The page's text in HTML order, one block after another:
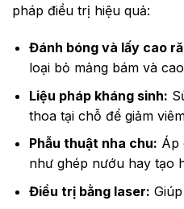
pháp điều trị hiệu quả:
Đánh bóng và lấy cao
loại bỏ mảng bám và
Liệu pháp kháng sinh:
thoa tại chỗ để giảm
Phẫu thuật nha chu: Áp
như ghép nướu hay tạo
Điều trị bằng laser: